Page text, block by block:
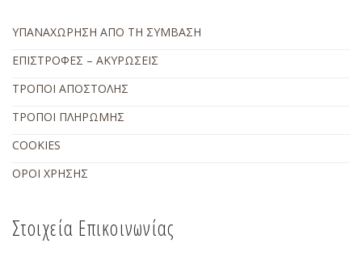
ΥΠΑΝΑΧΩΡΗΣΗ ΑΠΟ ΤΗ ΣΥΜΒΑΣΗ
ΕΠΙΣΤΡΟΦΕΣ – ΑΚΥΡΩΣΕΙΣ
ΤΡΟΠΟΙ ΑΠΟΣΤΟΛΗΣ
ΤΡΟΠΟΙ ΠΛΗΡΩΜΗΣ
COOKIES
ΟΡΟΙ ΧΡΗΣΗΣ
Στοιχεία Επικοινωνίας